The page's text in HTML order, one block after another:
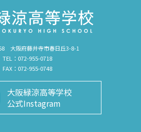
大阪府藤井寺市春日丘3-8-1
TEL：072-955-0718
FAX：072-955-0748
大阪緑涼高等学校
公式Instagram